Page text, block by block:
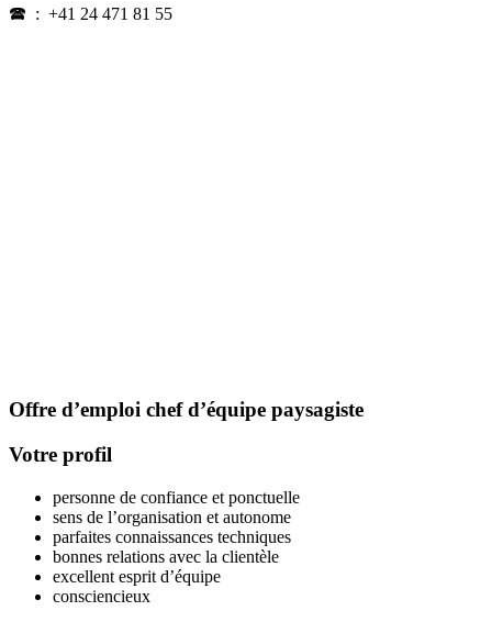
🕿 : +41 24 471 81 55
Offre d’emploi chef d’équipe paysagiste
Votre profil
personne de confiance et ponctuelle
sens de l’organisation et autonome
parfaites connaissances techniques
bonnes relations avec la clientèle
excellent esprit d’équipe
consciencieux